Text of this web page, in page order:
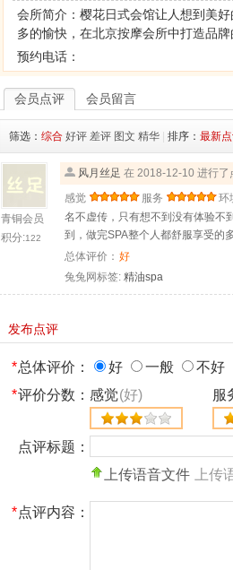
会所简介： 樱花日式会馆让人想到美
多的愉快，在北京按摩会所中打造品
预约电话：
会员点评 会员留言
筛选： 综合 好评 差评 图文 精华 排序： 最新
青铜会员
积分:122
风月丝足 在 2018-12-10 进行了
感觉
服务 环
名不虚传，只有想不到没有体验不
到，做完SPA整个人都舒服享受的多
总体评价： 好
兔兔网标签: 精油spa
发布点评
*总体评价： 好 一般
不好
*评价分数： 感觉(好) 服
点评标题：
上传语音文件
上传
*点评内容：